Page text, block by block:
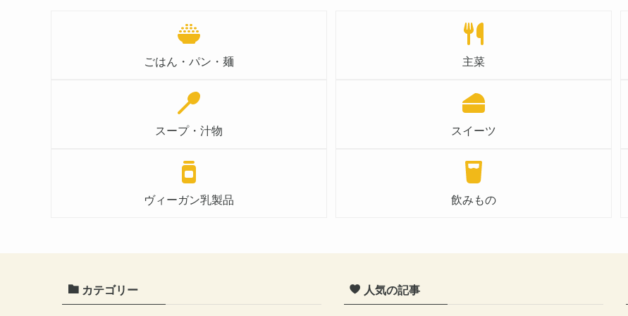
ごはん・パン・麺 主菜
スープ・汁物 スイーツ
ヴィーガン乳製品 飲みもの
カテゴリー 人気の記事